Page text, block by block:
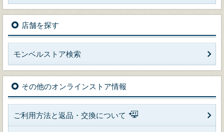
店舗を探す
モンベルストア検索
その他のオンラインストア情報
ご利用方法と返品・交換について